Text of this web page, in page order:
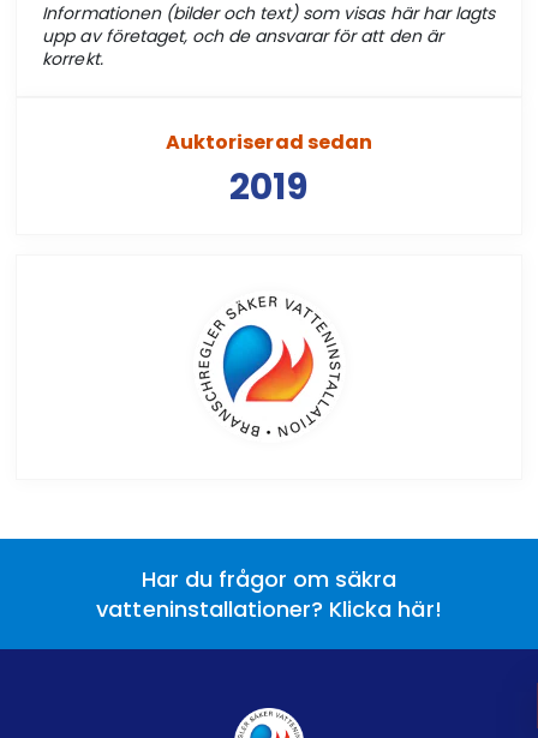
Informationen (bilder och text) som visas här har lagts
upp av företaget, och de ansvarar för att den är
korrekt.
Auktoriserad sedan
2019
Har du frågor om säkra
vatteninstallationer? Klicka här!